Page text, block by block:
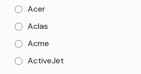
Acer
Aclas
Acme
ActiveJet